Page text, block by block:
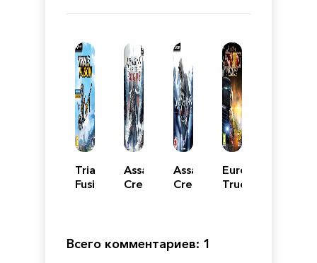
Trials
Fusion:
Edition
Assassin's
Creed:
Assassins
Creed
Euro
Truck
Всего комментариев: 1